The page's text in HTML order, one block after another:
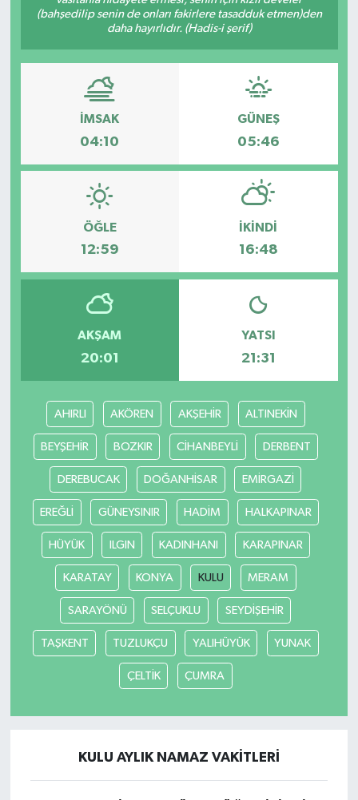
(bahşedilip senin de onları fakirlere tasadduk etmen)den
daha hayırlıdır. (Hadis-i şerif)
İMSAK
04:10
GÜNEŞ
05:46
ÖĞLE
12:59
İKINDI
16:48
AKŞAM
20:01
YATSI
21:31
AHIRLI AKÖREN AKŞEHİR ALTINEKİN
BEYŞEHİR BOZKIR CİHANBEYLİ DERBENT
DEREBUCAK DOĞANHİSAR EMİRGAZİ
EREĞLİ GÜNEYSINIR HADİM HALKAPINAR
HÜYÜK ILGIN KADINHANI KARAPINAR
KARATAY KONYA KULU MERAM
SARAYÖNÜ SELÇUKLU SEYDİŞEHİR
TAŞKENT TUZLUKÇU YALIHÜYÜK YUNAK
ÇELTİK ÇUMRA
KULU AYLIK NAMAZ VAKITLERI
Kültür-Sanat
Magazin
Resmi İlanlar
Sağlık
Seri İlan
Siyaset
Vasıta
Vefat Haberleri
Yaşam